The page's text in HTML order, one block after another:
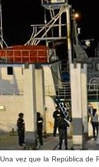
Una vez que la República de